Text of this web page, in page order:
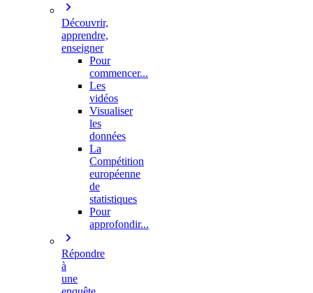
Découvrir,
apprendre,
enseigner
Pour
commencer...
Les
vidéos
Visualiser
les
données
La
Compétition
européenne
de
statistiques
Pour
approfondir...
Répondre
à
une